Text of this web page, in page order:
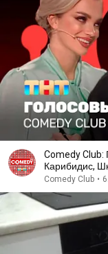
Comedy Club:
Карибидис,
Comedy Club •